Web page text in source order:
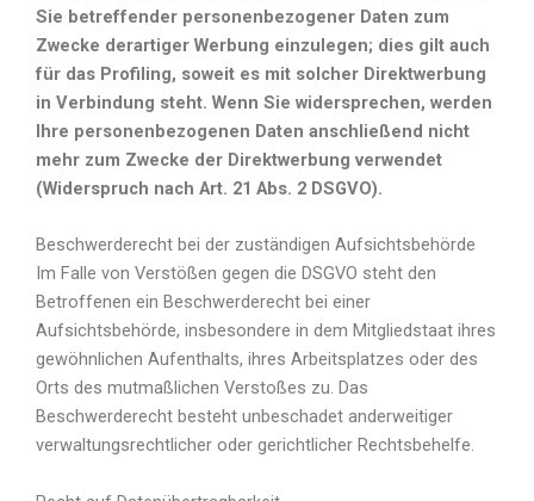
Sie betreffender personenbezogener Daten zum
Zwecke derartiger Werbung einzulegen; dies gilt auch
für das Profiling, soweit es mit solcher Direktwerbung
in Verbindung steht. Wenn Sie widersprechen, werden
Ihre personenbezogenen Daten anschließend nicht
mehr zum Zwecke der Direktwerbung verwendet
(Widerspruch nach Art. 21 Abs. 2 DSGVO).
Beschwerderecht bei der zuständigen Aufsichtsbehörde
Im Falle von Verstößen gegen die DSGVO steht den
Betroffenen ein Beschwerderecht bei einer
Aufsichtsbehörde, insbesondere in dem Mitgliedstaat ihres
gewöhnlichen Aufenthalts, ihres Arbeitsplatzes oder des
Orts des mutmaßlichen Verstoßes zu. Das
Beschwerderecht besteht unbeschadet anderweitiger
verwaltungsrechtlicher oder gerichtlicher Rechtsbehelfe.